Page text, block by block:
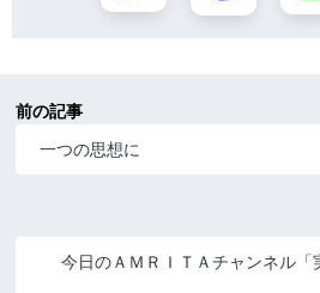
前の記事
一つの思想に
今日のＡＭＲＩＴＡチャンネル「